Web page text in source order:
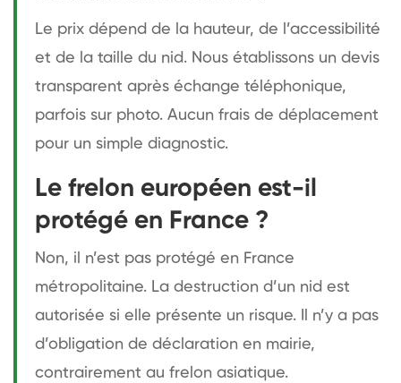
Le prix dépend de la hauteur, de l’accessibilité
et de la taille du nid. Nous établissons un devis
transparent après échange téléphonique,
parfois sur photo. Aucun frais de déplacement
pour un simple diagnostic.
Le frelon européen est-il
protégé en France ?
Non, il n’est pas protégé en France
métropolitaine. La destruction d’un nid est
autorisée si elle présente un risque. Il n’y a pas
d’obligation de déclaration en mairie,
contrairement au frelon asiatique.